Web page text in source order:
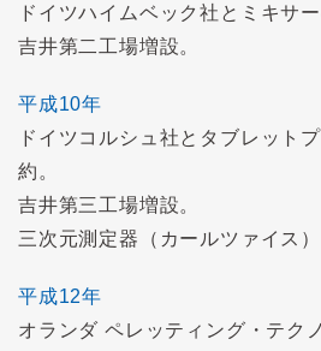
ドイツハイムベック社とミキサ
吉井第二工場増設。
平成10年
ドイツコルシュ社とタブレット
約。
吉井第三工場増設。
三次元測定器（カールツァイス）
平成12年
オランダ ペレッティング・テク